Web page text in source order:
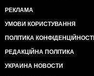
РЕКЛАМА
УМОВИ КОРИСТУВАННЯ
ПОЛІТИКА КОНФІДЕНЦІЙНОСТІ
РЕДАКЦІЙНА ПОЛІТИКА
УКРАИНА НОВОСТИ